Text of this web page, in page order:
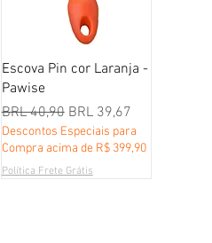
Vista rápida
Escova Pin cor Laranja -
Pawise
Precio
BRL 40,90 Precio de oferta
BRL 39,67
Descontos Especiais para
Compra acima de R$ 399,90
Política Frete Grátis